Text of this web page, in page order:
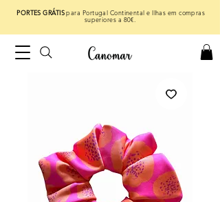
PORTES GRÁTISpara Portugal Continental e Ilhas em compras
superiores a 80€.